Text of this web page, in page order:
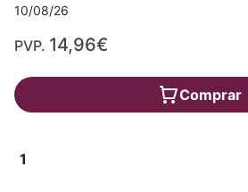
10/08/26
PVP. 14,96€
Comprar
1